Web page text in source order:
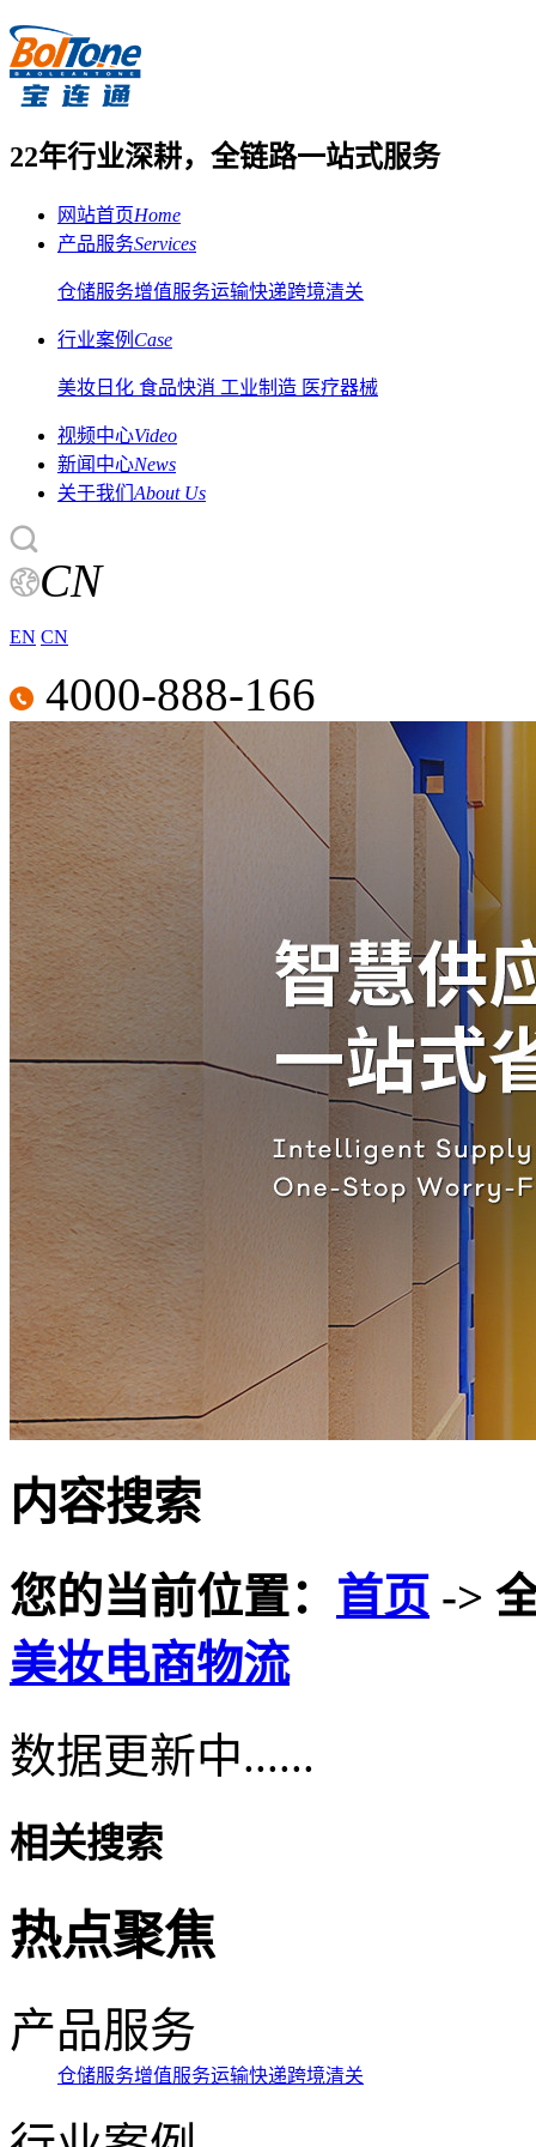
22年行业深耕，全链路一站式服务
网站首页Home
产品服务Services
仓储服务增值服务运输快递跨境清关
行业案例 Case
美妆日化 食品快消 工业制造 医疗器械
视频中心Video
新闻中心News
关于我们 About Us
CN
EN CN
4000-888-166
内容搜索
您的当前位置： 首页 ->
美妆电商物流
数据更新中......
相关搜索
热点聚焦
产品服务
仓储服务增值服务运输快递跨境清关